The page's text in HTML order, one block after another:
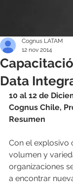
Data
Cognus LATAM
12 nov 2014
10 al 12 de
Cognus Chile,
Resumen
Con el explosivo
volumen y
organizaciones
a encontrar